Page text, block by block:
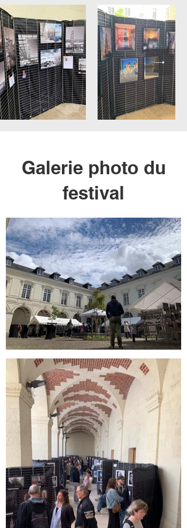
Galerie photo du
festival